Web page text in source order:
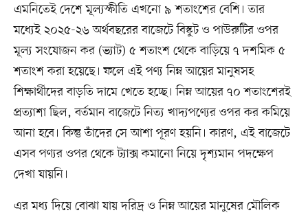
এমনিতেই দেশে মূল্যস্ফীতি এখনো ৯ শতাংশের বেশি। তার
মধ্যেই ২০২৫-২৬ অর্থবছরের বাজেটে বিস্কুট ও পাউরুটির ওপর
মূল্য সংযোজন কর (ভ্যাট) ৫ শতাংশ থেকে বাড়িয়ে ৭ দশমিক ৫
শতাংশ করা হয়েছে। ফলে এই পণ্য নিম্ন আয়ের মানুষসহ
শিক্ষার্থীদের বাড়তি দামে খেতে হচ্ছে। নিম্ন আয়ের ৭০ শতাংশেরই
প্রত্যাশা ছিল, বর্তমান বাজেটে নিত্য খাদ্যপণ্যের ওপর কর কমিয়ে
আনা হবে। কিন্তু তাঁদের সে আশা পূরণ হয়নি। কারণ, এই বাজেটে
এসব পণ্যর ওপর থেকে ট্যাক্স কমানো নিয়ে দৃশ্যমান পদক্ষেপ
দেখা যায়নি।
এর মধ্য দিয়ে বোঝা যায় দরিদ্র ও নিম্ন আয়ের মানুষের মৌলিক